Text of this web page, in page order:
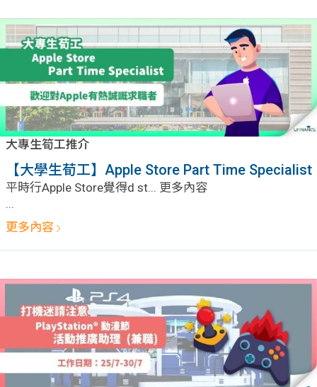
分享
大學
生學
款
計數
網上
私人
搵工
Gui
de
han
校園
Gui
nce
校園
贊助
我們
大專生筍工推介
【大學生荀工】Apple Store Part Time Specialist
平時行Apple Store覺得d st... 更多內容
...
更多內容